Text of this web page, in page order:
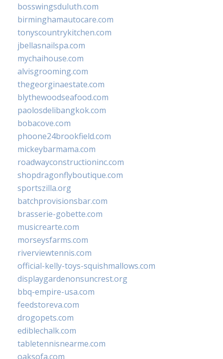
bosswingsduluth.com
birminghamautocare.com
tonyscountrykitchen.com
jbellasnailspa.com
mychaihouse.com
alvisgrooming.com
thegeorginaestate.com
blythewoodseafood.com
paolosdelibangkok.com
bobacove.com
phoone24brookfield.com
mickeybarmama.com
roadwayconstructioninc.com
shopdragonflyboutique.com
sportszilla.org
batchprovisionsbar.com
brasserie-gobette.com
musicrearte.com
morseysfarms.com
riverviewtennis.com
official-kelly-toys-squishmallows.com
displaygardenonsuncrest.org
bbq-empire-usa.com
feedstoreva.com
drogopets.com
ediblechalk.com
tabletennisnearme.com
oaksofa.com